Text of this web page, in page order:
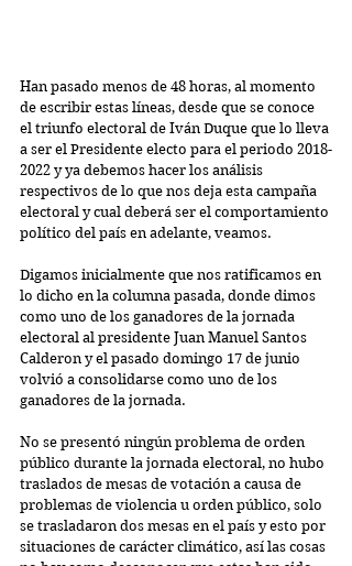
Han pasado menos de 48 horas, al momento
de escribir estas líneas, desde que se conoce
el triunfo electoral de Iván Duque que lo lleva
a ser el Presidente electo para el periodo 2018-
2022 y ya debemos hacer los análisis
respectivos de lo que nos deja esta campaña
electoral y cual deberá ser el comportamiento
político del país en adelante, veamos.
Digamos inicialmente que nos ratificamos en
lo dicho en la columna pasada, donde dimos
como uno de los ganadores de la jornada
electoral al presidente Juan Manuel Santos
Calderon y el pasado domingo 17 de junio
volvió a consolidarse como uno de los
ganadores de la jornada.
No se presentó ningún problema de orden
público durante la jornada electoral, no hubo
traslados de mesas de votación a causa de
problemas de violencia u orden público, solo
se trasladaron dos mesas en el país y esto por
situaciones de carácter climático, así las cosas